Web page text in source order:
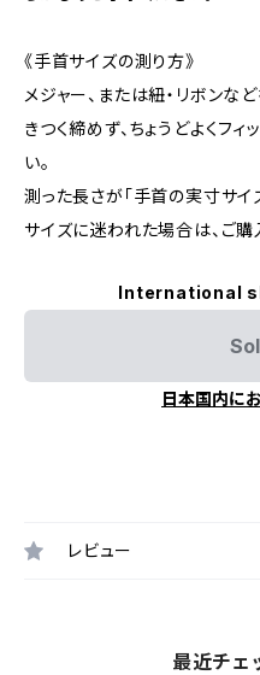
《手首サイズの測り方》
メジャー、または紐・リボンな
きつく締めず、ちょうどよくフ
い。
測った長さが「手首の実寸サイズ
サイズに迷われた場合は、ご
International
日本国内に
レビュー
最近チェ